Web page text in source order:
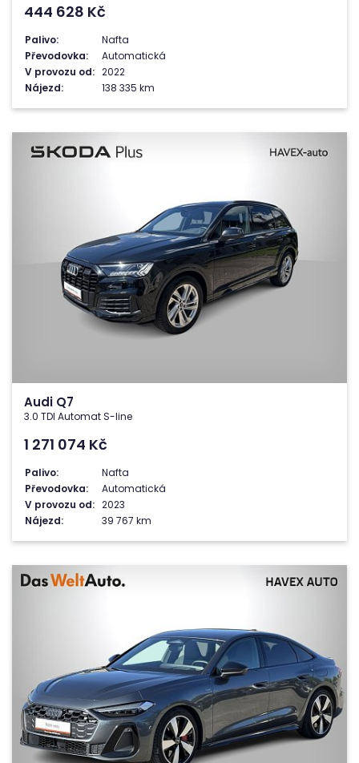
444 628 Kč
Palivo:
Nafta
Převodovka:
Automatická
V provozu od: 2022
Nájezd:
138 335 km
Audi Q7
3.0 TDI Automat S-line
1 271 074 Kč
Palivo:
Nafta
Převodovka:
Automatická
V provozu od: 2023
Nájezd:
39 767 km